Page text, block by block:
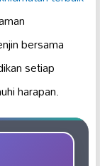
bersama
setiap
harapan.